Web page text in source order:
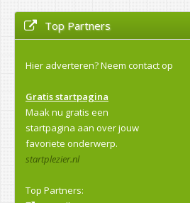
Top Partners
Hier adverteren?Neem contact op
Gratis startpagina
Maak nu gratis een
startpagina aan over jouw
favoriete onderwerp.
startplezier.nl
Top Partners: